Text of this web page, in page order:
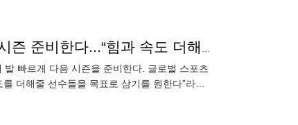
‘최악의 시즌’ 맨유, 아모림 감독과 함께 발 빠르게 다음 시즌 준비한다...“힘과 속도 더해줄 선수 필요해”
빠르게 다음 시즌을 준비한다. 글로벌 스포츠
더해줄 선수들을 목표로 삼기를 원한다”라고